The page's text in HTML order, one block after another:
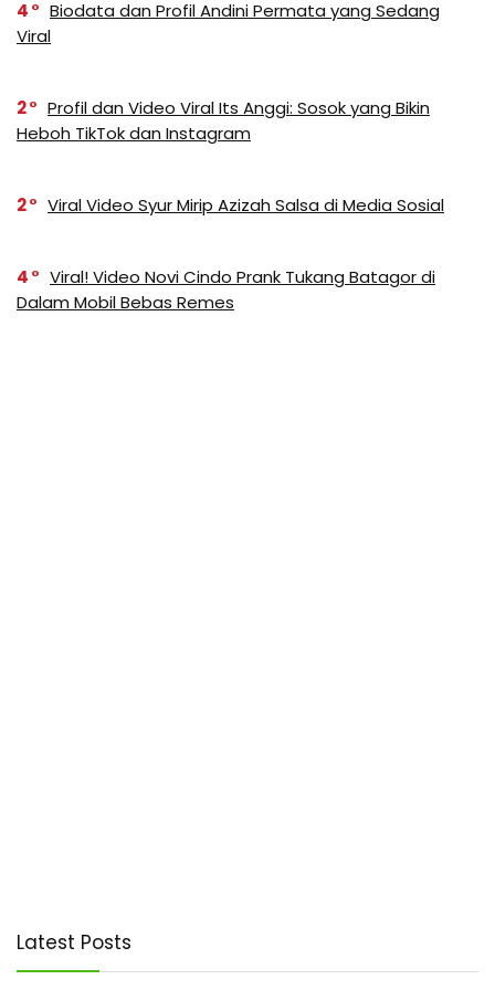
4
Biodata dan Profil Andini Permata yang Sedang
Viral
2
Profil dan Video Viral Its Anggi: Sosok yang Bikin
Heboh TikTok dan Instagram
2 Viral Video Syur Mirip Azizah Salsa di Media Sosial
4
Viral! Video Novi Cindo Prank Tukang Batagor di
Dalam Mobil Bebas Remes
Latest Posts